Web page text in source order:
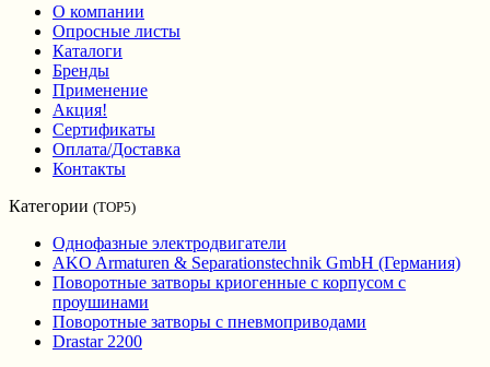
О компании
Опросные листы
Каталоги
Бренды
Применение
Акция!
Сертификаты
Оплата/Доставка
Контакты
Категории (TOP5)
Однофазные электродвигатели
AKO Armaturen & Separationstechnik GmbH (Германия)
Поворотные затворы криогенные с корпусом с
проушинами
Поворотные затворы с пневмоприводами
Drastar 2200